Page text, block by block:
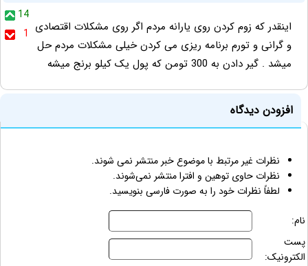
14
1 اینقدر که زوم کردن روی یارانه مردم اگر روی مشکلات اقتصادی
و گرانی و تورم برنامه ریزی می کردن خیلی مشکلات مردم حل
میشد . گیر دادن به 300 تومن که پول یک کیلو برنج میشه
افزودن دیدگاه
نظرات غیر مرتبط با موضوع خبر منتشر نمی شوند.
نظرات حاوی توهین و افترا منتشر نمی‌شوند.
لطفاً نظرات خود را به صورت فارسی بنویسید.
نام:
پست
الکترونیک: